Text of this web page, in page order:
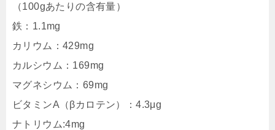
（100gあたりの含有量）
鉄：1.1mg
カリウム：429mg
カルシウム：169mg
マグネシウム：69mg
ビタミンA（βカロテン）：4.3μg
ナトリウム:4mg